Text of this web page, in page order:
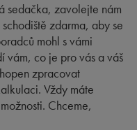
sedačka, zavolejte nám
zdarma, aby se
mohl s vámi
vám, co je pro vás a váš
zpracovat
Vždy máte
Chceme,